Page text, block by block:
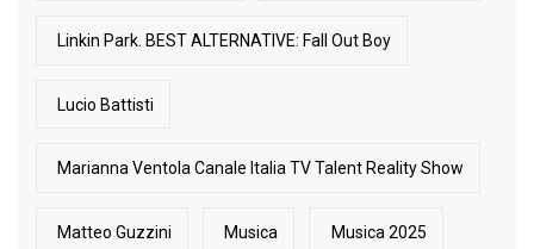
Linkin Park. BEST ALTERNATIVE: Fall Out Boy
Lucio Battisti
Marianna Ventola Canale Italia TV Talent Reality Show
Matteo Guzzini Musica Musica 2025